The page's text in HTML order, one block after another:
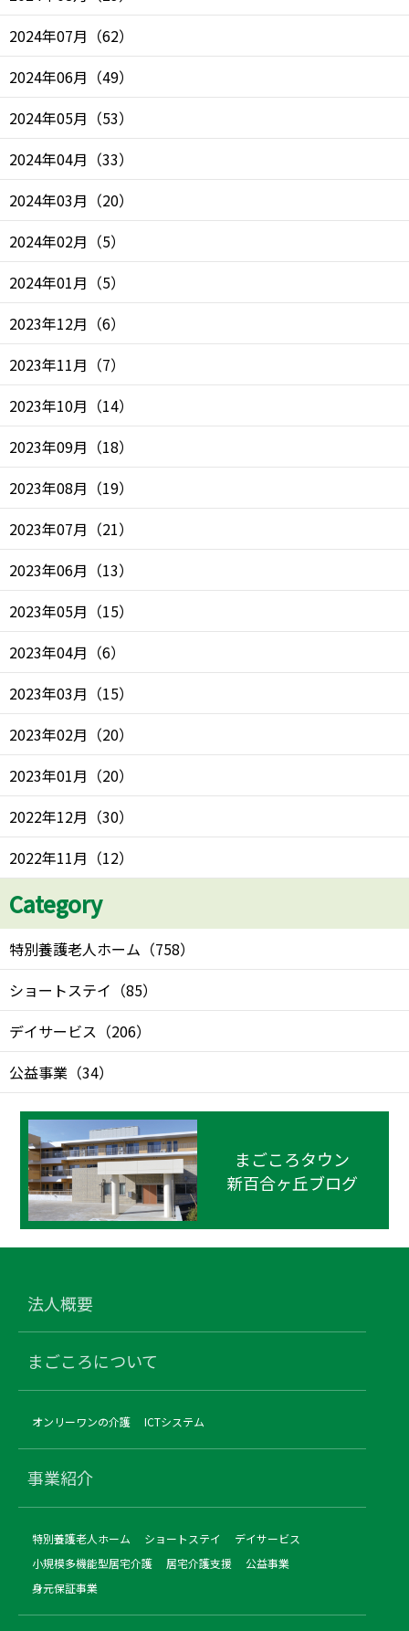
2024年07月 （62）
2024年06月 （49）
2024年05月 （53）
2024年04月 （33）
2024年03月 （20）
2024年02月 （5）
2024年01月 （5）
2023年12月 （6）
2023年11月 （7）
2023年10月 （14）
2023年09月 （18）
2023年08月 （19）
2023年07月 （21）
2023年06月 （13）
2023年05月 （15）
2023年04月 （6）
2023年03月 （15）
2023年02月 （20）
2023年01月 （20）
2022年12月 （30）
2022年11月 （12）
Category
特別養護老人ホーム （758）
ショートステイ （85）
デイサービス （206）
公益事業 （34）
まごころタウン
新百合ヶ丘ブログ
法人概要
まごころについて
オンリーワンの介護 ICTシステム
事業紹介
特別養護老人ホーム ショートステイ
デイサービス
小規模多機能型居宅介護
居宅介護支援
公益事業
身元保証事業